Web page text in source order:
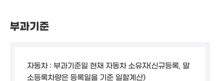
부과기준
자동차 : 부과기준일 현재 자동차 소유자(신규등록, 말
소등록차량은 등록일을 기준 일할계산)